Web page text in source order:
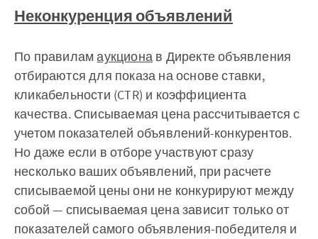
Неконкуренция объявлений
По правиламаукциона в Директе объявления
отбираются для показа на основе ставки,
кликабельности (CTR) и коэффициента
качества. Списываемая цена рассчитывается с
учетом показателей объявлений-конкурентов.
Но даже если в отборе участвуют сразу
несколько ваших объявлений, при расчете
списываемой цены они не конкурируют между
собой — списываемая цена зависит только от
показателей самого объявления-победителя и